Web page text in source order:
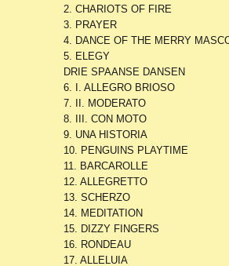
2. CHARIOTS OF FIRE
3. PRAYER
4. DANCE OF THE MERRY
5. ELEGY
DRIE SPAANSE DANSEN
6. I. ALLEGRO BRIOSO
7. II. MODERATO
8. III. CON MOTO
9. UNA HISTORIA
10. PENGUINS PLAYTIME
11. BARCAROLLE
12. ALLEGRETTO
13. SCHERZO
14. MEDITATION
15. DIZZY FINGERS
16. RONDEAU
17. ALLELUIA